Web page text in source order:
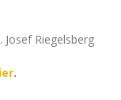
Josef Riegelsberg
.